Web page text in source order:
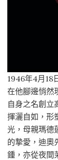
1946年4月18
在他腳邊悄然
自身之名創立
揮灑自如，形
光，母親瑪德
的摯愛，迪奧
鍾，亦從夜間